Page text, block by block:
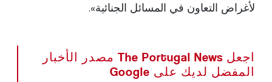
لأغراض التعاون في المسائل الجنائية».
اجعل The Portugal News مصدر الأخبار
المفضل لديك على Google